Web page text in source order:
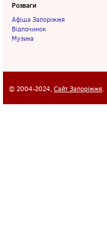
Розваги
Афіша Запоріжжя
Відпочинок
Музика
© 2004-2024, Сайт Запоріжжя.